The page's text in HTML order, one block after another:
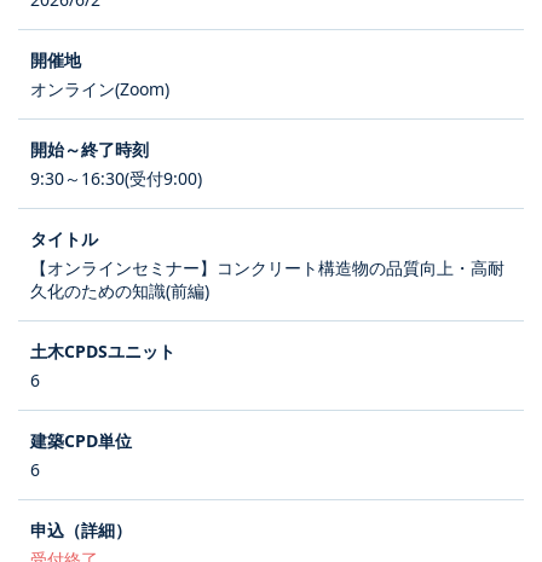
オンライン(Zoom)
9:30～16:30(受付9:00)
【オンラインセミナー】コンクリート構造物の品質向上・高耐
久化のための知識(前編)
6
6